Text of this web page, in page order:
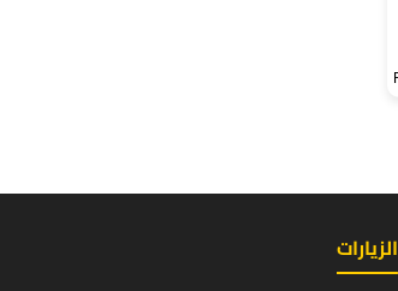
الزيارات